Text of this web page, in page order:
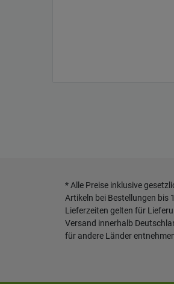
* Alle Preise inklusive
Artikeln bei Bestellungen bis
Lieferzeiten gelten für
Versand innerhalb
für andere Länder